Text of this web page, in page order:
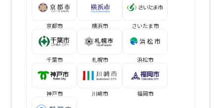
京都市 横浜市 さいたま市
千葉市 札幌市 浜松市
神戸市 川崎市 福岡市